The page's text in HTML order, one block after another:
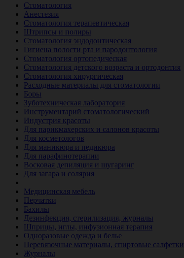
Стоматология
Анестезия
Стоматология терапевтическая
Штрипсы и полиры
Стоматология эндодонтическая
Гигиена полости рта и пародонтология
Стоматология ортопедическая
Стоматология детского возраста и ортодонтия
Стоматология хирургическая
Расходные материалы для стоматологии
Боры
Зуботехническая лаборатория
Инструментарий стоматологический
Индустрия красоты
Для парикмахерских и салонов красоты
Для косметологов
Для маникюра и педикюра
Для парафинотерапии
Восковая депиляция и шугаринг
Для загара и солярия
Медицинская мебель
Перчатки
Бахилы
Дезинфекция, стерилизация, журналы
Шприцы, иглы, инфузионная терапия
Одноразовые одежда и белье
Перевязочные материалы, спиртовые салфетки
Журналы